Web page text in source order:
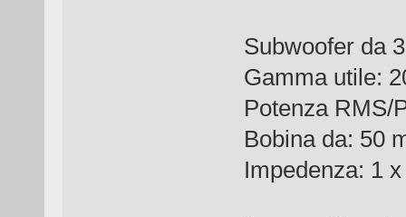
Subwoofer da
Gamma utile:
Potenza RMS/
Bobina da: 50
Impedenza: 1